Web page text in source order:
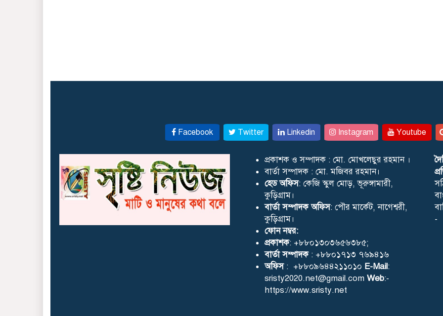
Facebook Twitter Linkedin Instagram Youtube
প্রকাশক ও সম্পাদক : মো. মোখলেছুর রহমান ।
বার্তা সম্পাদক : মো. মজিবর রহমান।
হেড অফিস: কেজি স্কুল মোড়, ভূরুঙ্গামারী,
কুড়িগ্রাম।
বার্তা সম্পাদক অফিস: পৌর মার্কেট, নাগেশ্বরী,
কুড়িগ্রাম।
ফোন নম্বর:
প্রকাশক: +৮৮০১৩০৩৬৫৬৩৮৫;
বার্তা সম্পাদক: +৮৮০১৭১৩ ৭৬৯৪১৬
অফিস: +৮৮০৯৬৪৪২১১০১০ E-Mail:
sristy2020.net@gmail.com Web:-
https://www.sristy.net
-